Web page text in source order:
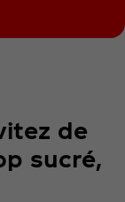
de
sucré,